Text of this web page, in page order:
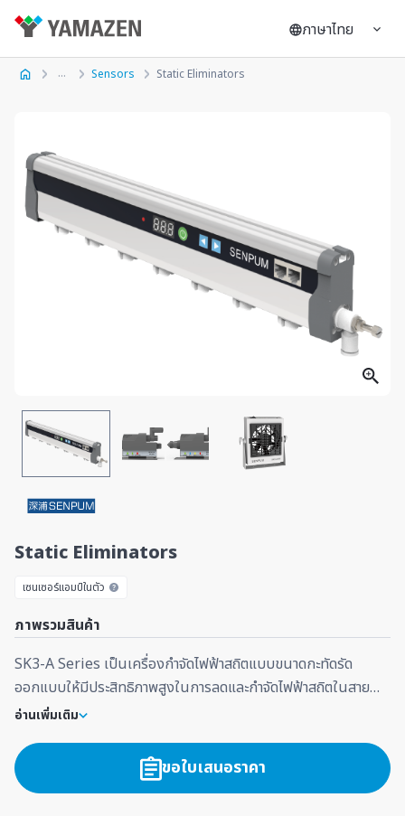
ภาษาไทย
Sensors Static Eliminators
Static Eliminators
เซนเซอร์แอมป์ในตัว
ภาพรวมสินค้า
SK3-A Series เป็นเครื่องกำจัดไฟฟ้าสถิตแบบขนาดกะทัดรัด
ออกแบบให้มีประสิทธิภาพสูงในการลดและกำจัดไฟฟ้าสถิตในสาย
การผลิตอุตสาหกรรม
มาพร้อมฟังก์ชันทำความสะอาดเข็มปล่อยประจุอัตโนมัติ (Self-
Cleaning Function) ช่วยลดการสะสมของสิ่งสกปรกและการ
อ่านเพิ่มเติม
ขอใบเสนอราคา